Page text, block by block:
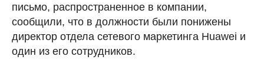
письмо, распространенное в компании,
сообщили, что в должности были понижены
директор отдела сетевого маркетинга Huawei и
один из его сотрудников.